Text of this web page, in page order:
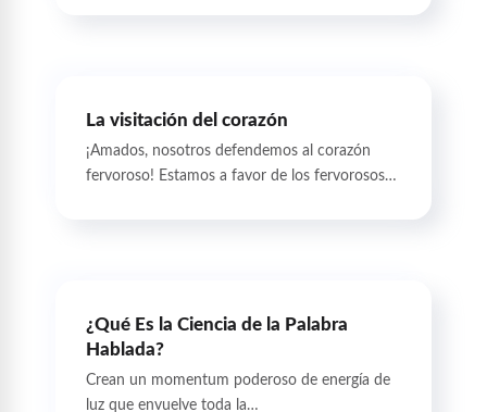
La visitación del corazón
¡Amados, nosotros defendemos al corazón
fervoroso! Estamos a favor de los fervorosos…
¿Qué Es la Ciencia de la Palabra
Hablada?
Crean un momentum poderoso de energía de
luz que envuelve toda la…